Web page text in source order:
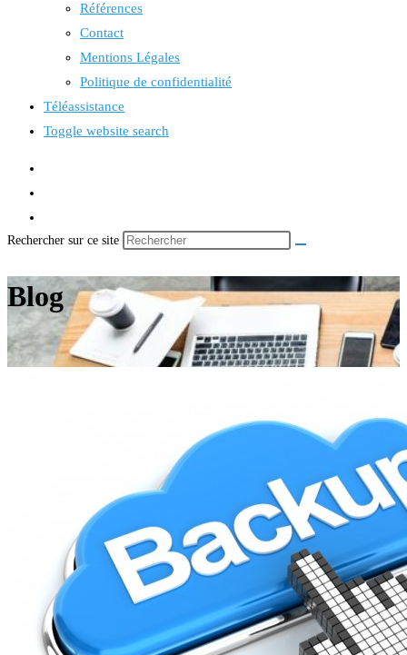
Références
Contact
Mentions Légales
Politique de confidentialité
Téléassistance
Toggle website search
Rechercher sur ce site
Blog